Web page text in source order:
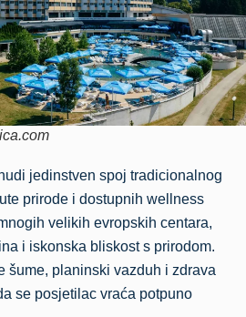
jedinstven spoj tradicionalnog
prirode i dostupnih wellness
velikih evropskih centara,
i iskonska bliskost s prirodom.
šume, planinski vazduh i zdrava
se posjetilac vraća potpuno